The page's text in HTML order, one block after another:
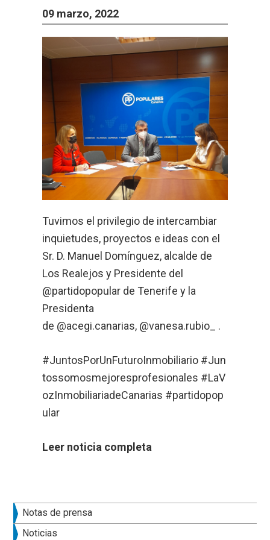
09 marzo, 2022
Tuvimos el privilegio de intercambiar
inquietudes, proyectos e ideas con el
Sr. D. Manuel Domínguez, alcalde de
Los Realejos y Presidente del
@partidopopularde Tenerife y la
Presidenta
de @acegi.canarias, @vanesa.rubio_ .
#JuntosPorUnFuturoInmobiliario #Jun
tossomosmejoresprofesionales #LaV
ozInmobiliariadeCanarias #partidopop
ular
Leer noticia completa
Barra
lateral
Notas de prensa
Noticias